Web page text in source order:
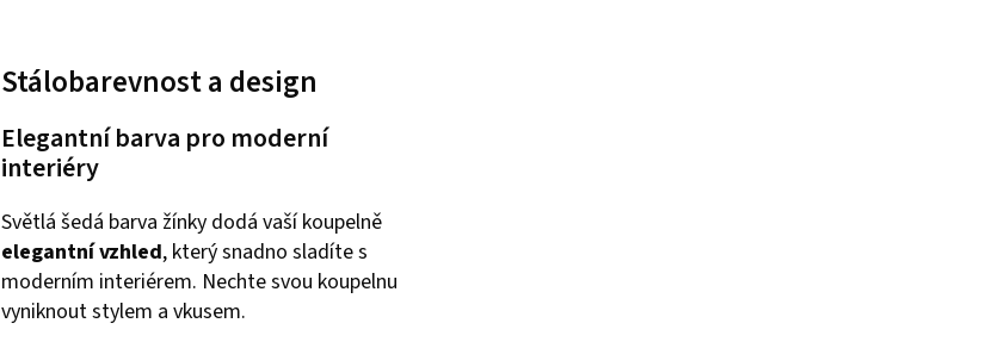
Stálobarevnost a design
Elegantní barva pro moderní
interiéry
Světlá šedá barva žínky dodá vaší koupelně
elegantní vzhled, který snadno sladíte s
moderním interiérem. Nechte svou koupelnu
vyniknout stylem a vkusem.